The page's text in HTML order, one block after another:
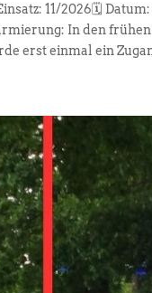
11/2026🗓️
In den
erst einmal ein